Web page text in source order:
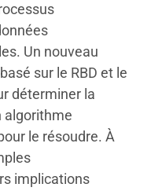
Un nouveau
sur le RBD et le
déterminer la
algorithme
le résoudre. À
implications